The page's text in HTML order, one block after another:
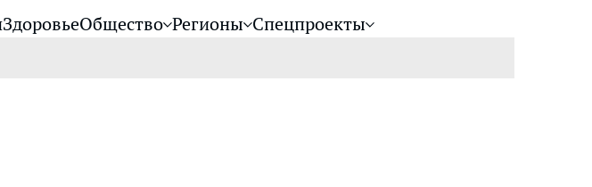
ЗдоровьеОбщество Регионы Спецпроекты